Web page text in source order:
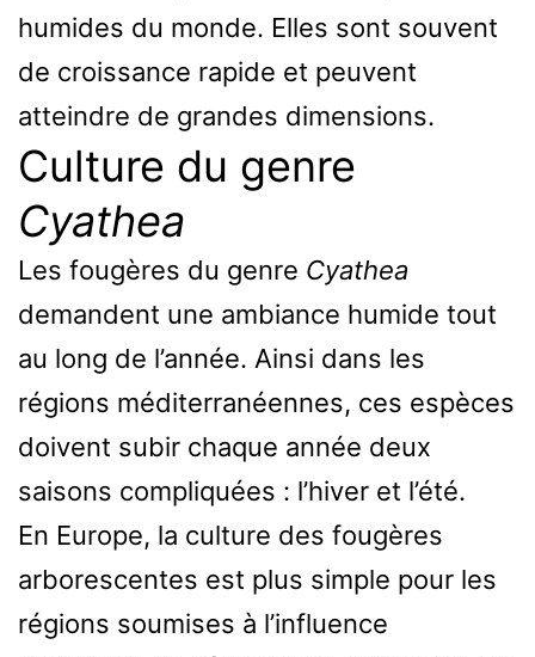
humides du monde. Elles sont souvent
de croissance rapide et peuvent
atteindre de grandes dimensions.
Culture du genre
Cyathea
Les fougères du genre Cyathea
demandent une ambiance humide tout
au long de l’année. Ainsi dans les
régions méditerranéennes, ces espèces
doivent subir chaque année deux
saisons compliquées : l’hiver et l’été.
En Europe, la culture des fougères
arborescentes est plus simple pour les
régions soumises à l’influence